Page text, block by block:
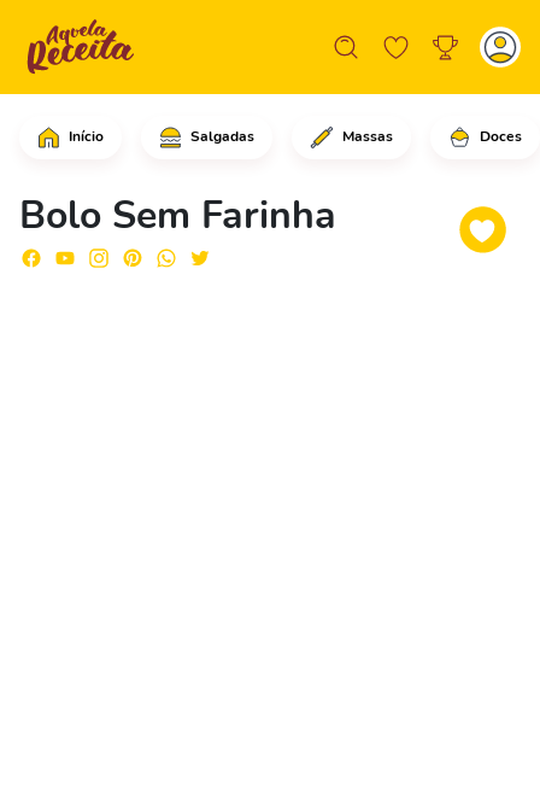
Início Salgadas Massas Doces
Bolo Sem Farinha
Em um liquidificador, coloque os